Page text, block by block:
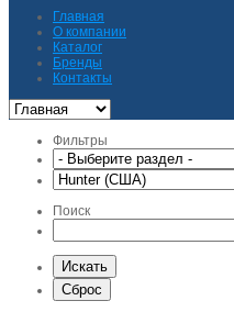
Главная
О компании
Каталог
Бренды
Контакты
Фильтры
Поиск